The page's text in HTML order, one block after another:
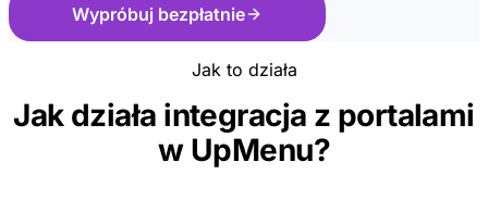
Wypróbuj bezpłatnie
Jak to działa
Jak działa integracja z portalami
w UpMenu?